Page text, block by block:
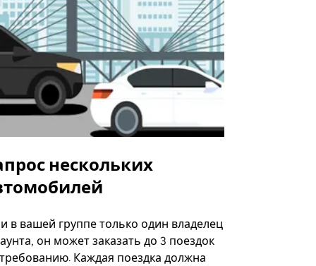
нескольких
в вашей группе только один владелец
он может заказать до 3 поездок
Каждая поездка должна